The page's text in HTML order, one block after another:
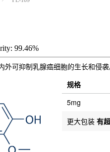
99.46%
外可抑制乳腺癌细胞的生长和侵
规格
5mg
更大包装 有